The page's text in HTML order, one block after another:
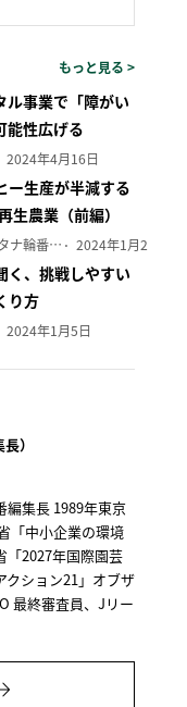
もっと見る >
ル事業で「障がい
能性広げる
2024年4月16日
ー生産が半減する
生農業（前編）
吉田 広子（オルタナ輪番編集長） 2024年1月29日
く、挑戦しやすい
り方
2024年1月5日
）
編集長 1989年東京
「中小企業の環境
「2027年国際園芸
ション21」オブザ
最終審査員、Jリー